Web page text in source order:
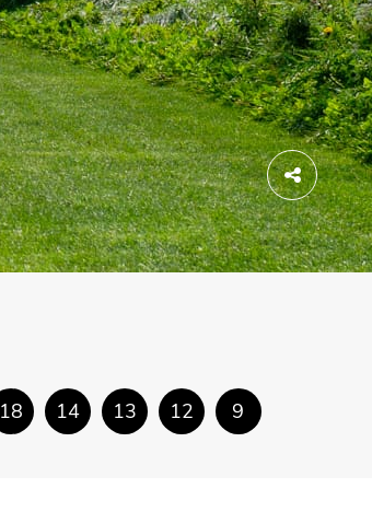
Dela
18 14 13 12 9